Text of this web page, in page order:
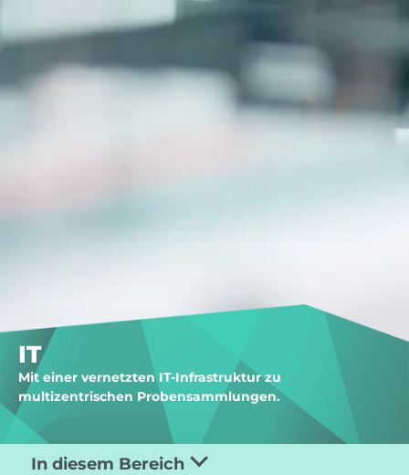
IT
Mit einer vernetzten IT-Infrastruktur zu
multizentrischen Probensammlungen.
In diesem Bereich